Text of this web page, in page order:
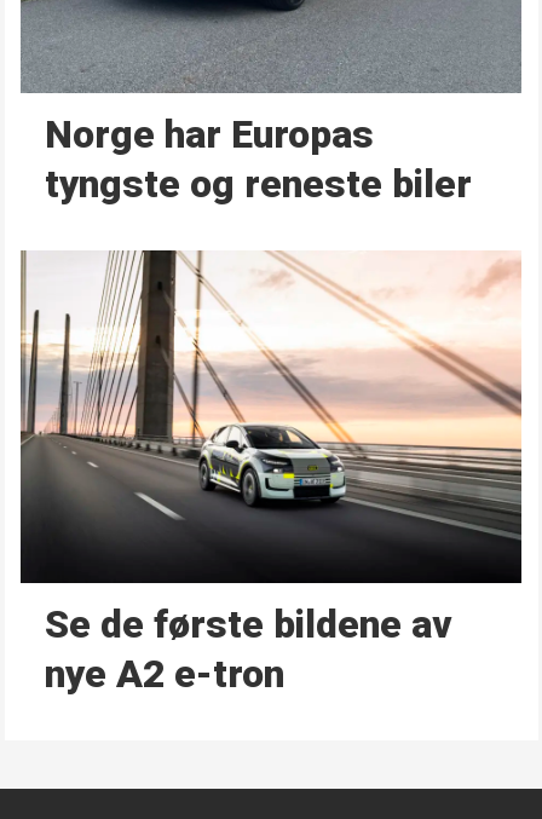
Norge har Europas
tyngste og reneste biler
Se de første bildene av
nye A2 e-tron